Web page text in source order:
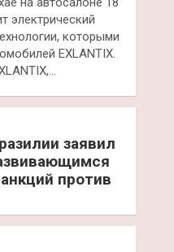
электрический
которыми
EXLANTIX.
заявил
против